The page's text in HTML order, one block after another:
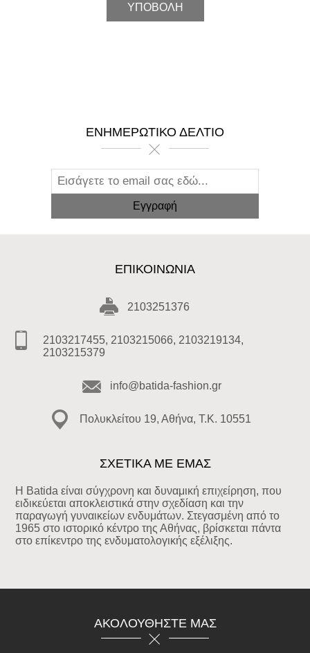
ΕΝΗΜΕΡΩΤΙΚΌ ΔΕΛΤΊΟ
ΕΠΙΚΟΙΝΩΝΊΑ
2103251376
2103217455, 2103215066, 2103219134,
2103215379
info@batida-fashion.gr
Πολυκλείτου 19, Αθήνα, T.K. 10551
ΣΧΕΤΙΚΑ ΜΕ ΕΜΑΣ
Η Batida είναι σύγχρονη και δυναμική επιχείρηση, που
ειδικεύεται αποκλειστικά στην σχεδίαση και την
παραγωγή γυναικείων ενδυμάτων. Στεγασμένη από το
1965 στο ιστορικό κέντρο της Αθήνας, βρίσκεται πάντα
στο επίκεντρο της ενδυματολογικής εξέλιξης.
ΑΚΟΛΟΥΘΉΣΤΕ ΜΑΣ